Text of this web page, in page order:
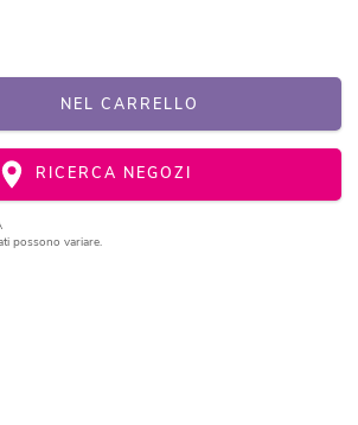
NEL CARRELLO
RICERCA NEGOZI
possono variare.